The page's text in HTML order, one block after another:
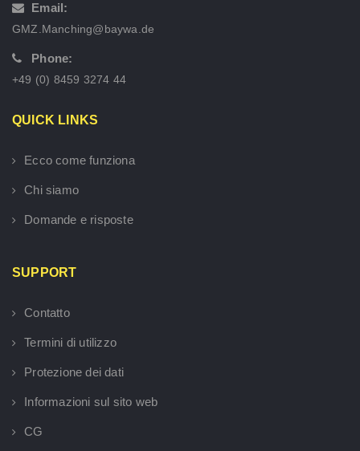
Email:
GMZ.Manching@baywa.de
Phone:
+49 (0) 8459 3274 44
QUICK LINKS
Ecco come funziona
Chi siamo
Domande e risposte
SUPPORT
Contatto
Termini di utilizzo
Protezione dei dati
Informazioni sul sito web
CG